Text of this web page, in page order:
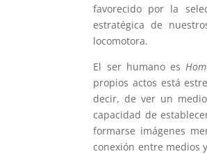
favorecido por la
estratégica de
locomotora.
El ser humano es
propios actos está
decir, de ver un
capacidad de
formarse imágenes
conexión entre medios